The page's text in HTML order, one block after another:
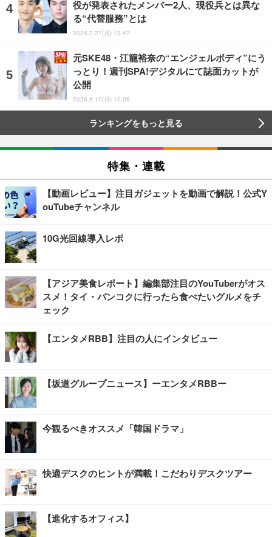
役が発表されたメンバー2人、現役兵とは異な
る“代替服務”とは
2026.7.27(月) 12:47
元SKE48・江籠裕奈の“エンジェルボディ”にう
っとり！週刊SPA!デジタルにて誌面カットが
公開
2026.8.10(月) 10:08
ランキングをもっと見る
特集・連載
【動画レビュー】注目ガジェットを動画で解説！公式Y
ouTubeチャンネル
10G光回線導入レポ
【アジア美食レポート】編集部注目のYouTuberがオス
スメ！タイ・バンコクに行ったら食べたいグルメをチ
ェック
【エンタメRBB】注目の人にインタビュー
【坂道グループニュース】ーエンタメRBBー
今観るべきオススメ「韓国ドラマ」
快適デスクのヒントが満載！こだわりデスクツアー
【進化するオフィス】